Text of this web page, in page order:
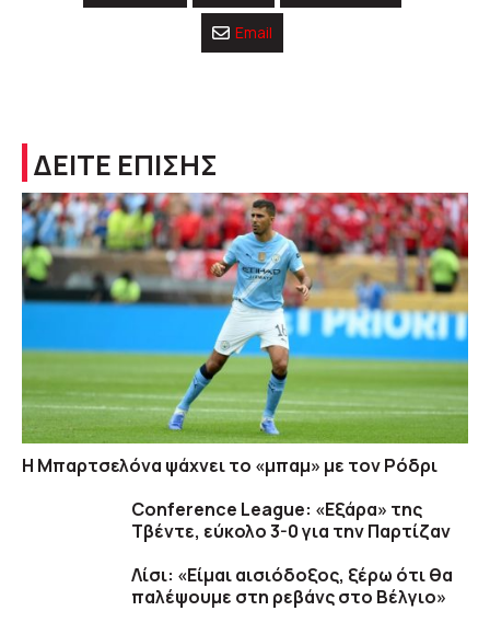
Email
ΔΕΙΤΕ ΕΠΙΣΗΣ
Η Μπαρτσελόνα ψάχνει το «μπαμ» με τον Ρόδρι
Conference League: «Εξάρα» της
Τβέντε, εύκολο 3-0 για την Παρτίζαν
Λίσι: «Είμαι αισιόδοξος, ξέρω ότι θα
παλέψουμε στη ρεβάνς στο Βέλγιο»